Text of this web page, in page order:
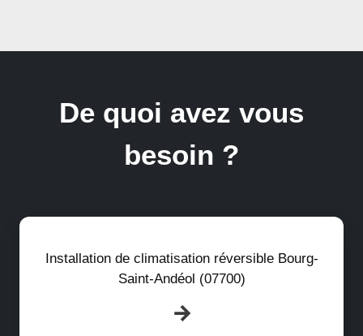
De quoi avez vous
besoin ?
Installation de climatisation réversible Bourg-
Saint-Andéol (07700)